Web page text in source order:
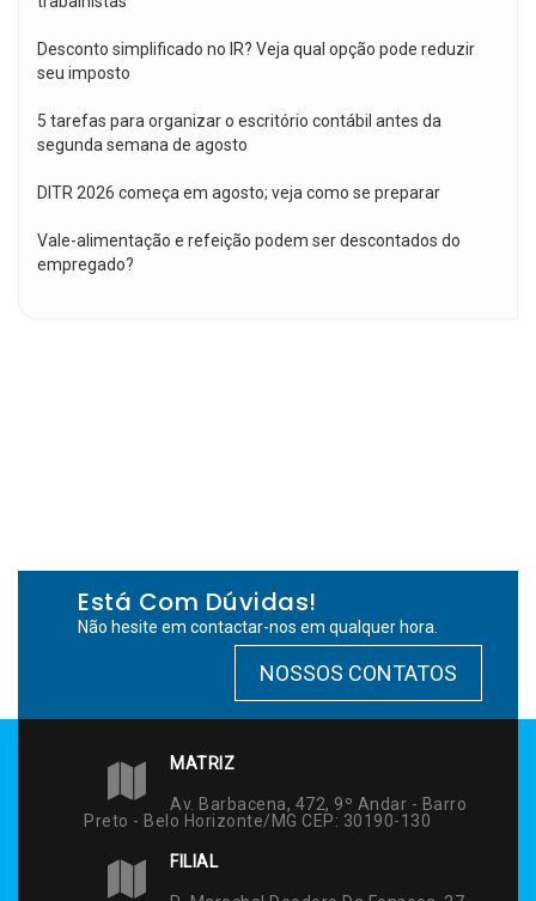
Desconto simplificado no IR? Veja qual opção pode reduzir
seu imposto
5 tarefas para organizar o escritório contábil antes da
segunda semana de agosto
DITR 2026 começa em agosto; veja como se preparar
Vale-alimentação e refeição podem ser descontados do
empregado?
Está Com Dúvidas!
Não hesite em contactar-nos em qualquer hora.
NOSSOS CONTATOS
MATRIZ
Av. Barbacena, 472, 9º Andar - Barro
Preto - Belo Horizonte/MG CEP: 30190-130
FILIAL